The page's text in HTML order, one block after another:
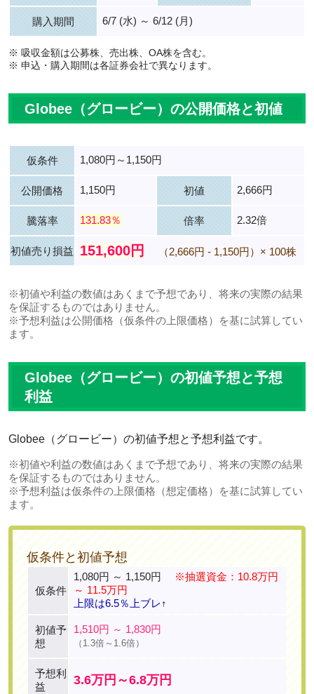
購入期間 6/7 (水) ～ 6/12 (月)
※ 吸収金額は公募株、売出株、OA株を含む。
※ 申込・購入期間は各証券会社で異なります。
Globee（グロービー）の公開価格と初値
仮条件 1,080円～1,150円
公開価格 1,150円 初値 2,666円
騰落率 131.83％ 倍率 2.32倍
初値売り損益 151,600円 （2,666円 - 1,150円）× 100株
※初値や利益の数値はあくまで予想であり、将来の実際の結果
を保証するものではありません。
※予想利益は公開価格（仮条件の上限価格）を基に試算してい
ます。
Globee（グロービー）の初値予想と予想
利益
Globee（グロービー）の初値予想と予想利益です。
※初値や利益の数値はあくまで予想であり、将来の実際の結果
を保証するものではありません。
※予想利益は仮条件の上限価格（想定価格）を基に試算してい
ます。
仮条件と初値予想
仮条件
1,080円 ～ 1,150円
※抽選資金：10.8万円
～ 11.5万円
上限は6.5％上ブレ↑
初値予
想
1,510円 ～ 1,830円
（1.3倍～1.6倍）
予想利
益
3.6万円～6.8万円